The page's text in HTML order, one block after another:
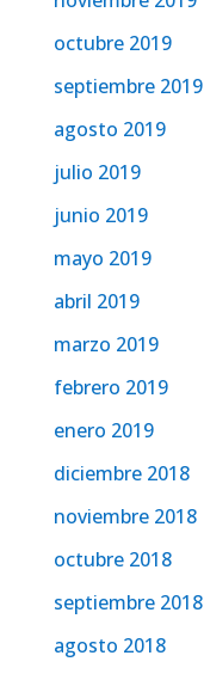
octubre 2019
septiembre 2019
agosto 2019
julio 2019
junio 2019
mayo 2019
abril 2019
marzo 2019
febrero 2019
enero 2019
diciembre 2018
noviembre 2018
octubre 2018
septiembre 2018
agosto 2018